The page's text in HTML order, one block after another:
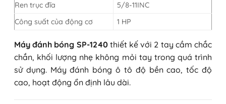
Ren trục đĩa
5/8-11INC
Công suất của động cơ
1 HP
Máy đánh bóng SP-1240 thiết kế với 2 tay cầm chắc
chắn, khối lượng nhẹ không mỏi tay trong quá trình
sử dụng. Máy đánh bóng ô tô độ bền cao, tốc độ
cao, hoạt động ổn định lâu dài.